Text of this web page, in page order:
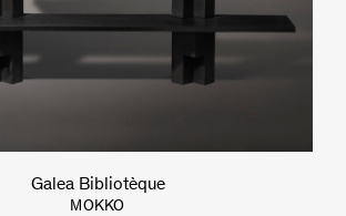
Galea Bibliotèque
MOKKO